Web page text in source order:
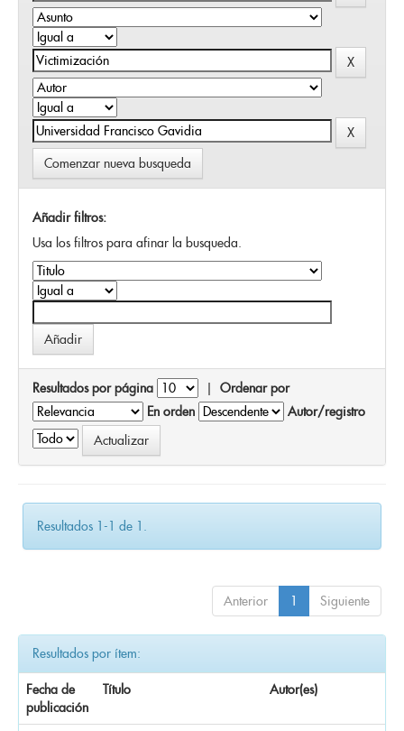
Comenzar nueva busqueda
Añadir filtros:
Usa los filtros para afinar la busqueda.
Resultados por página | Ordenar por
En orden
Autor/registro
Resultados 1-1 de 1.
Anterior 1 Siguiente
Resultados por ítem:
Fecha de
publicación
Título Autor(es)